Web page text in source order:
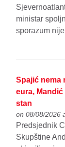
ministar
sporazum
Spajić nema
eura,
stan
on 08/08/2026
Predsjednik
Skupštine